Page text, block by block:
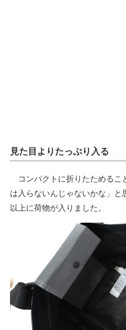
見た目よりたっぷり入る
コンパクトに折りたためるこ
は入らないんじゃないかな」と
以上に荷物が入りました。